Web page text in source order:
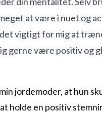
at være i nuet og
vigtigt for mig at
gerne være positiv og
jordemoder, at hun
holde en positiv